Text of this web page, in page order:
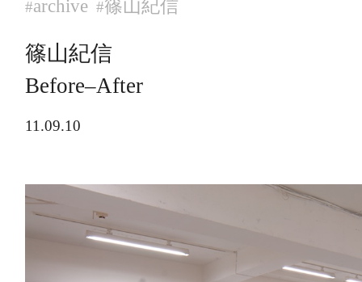
#archive #篠山紀信
篠山紀信
Before–After
11.09.10